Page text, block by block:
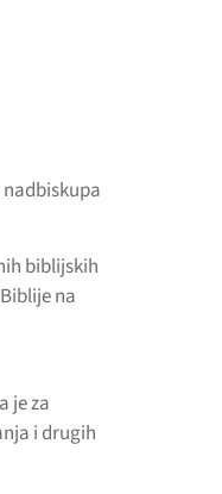
biblijskih
na
je za
i drugih